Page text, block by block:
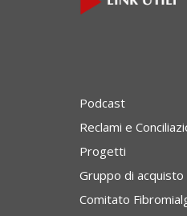
Podcast
Reclami e
Progetti
Gruppo di acquisto
Comitato